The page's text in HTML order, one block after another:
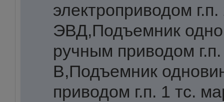
электроприводом
ЭВД,Подъемник
ручным приводом
В,Подъемник
приводом г.п. 1 тс.